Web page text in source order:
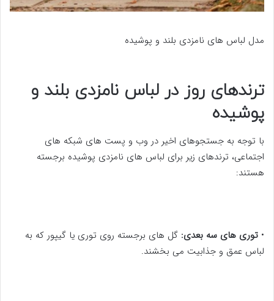
مدل لباس های نامزدی بلند و پوشیده
ترندهای روز در لباس نامزدی بلند و
پوشیده
با توجه به جستجوهای اخیر در وب و پست های شبکه های
اجتماعی، ترندهای زیر برای لباس های نامزدی پوشیده برجسته
هستند:
• توری های سه بعدی: گل های برجسته روی توری یا گیپور که به
لباس عمق و جذابیت می بخشند.